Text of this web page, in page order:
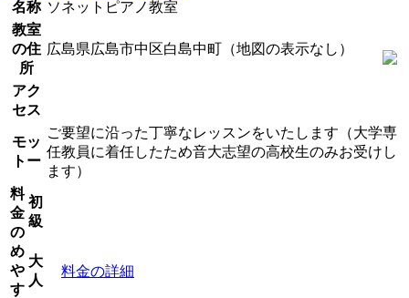
名称 ソネットピアノ教室
教室
の住
所
広島県広島市中区白島中町（地図の表示なし）
アク
セス
モッ
トー
ご要望に沿った丁寧なレッスンをいたします（大学専
任教員に着任したため音大志望の高校生のみお受けし
ます）
料
金
の
め
や
す
初
級
大
人
料金の詳細